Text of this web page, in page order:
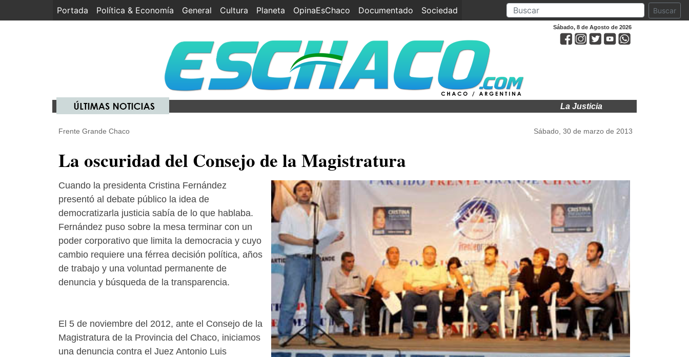
Portada (current)
Política & Economía General Cultura Planeta OpinaEsChaco Documentado Sociedad Buscar
Sábado, 8 de Agosto de 2026
La Justicia ratificó la cautelar y sigue
Frente Grande Chaco Sábado, 30 de marzo de 2013
La oscuridad del Consejo de la Magistratura
Cuando la presidenta Cristina Fernández
presentó al debate público la idea de
democratizarla justicia sabía de lo que hablaba.
Fernández puso sobre la mesa terminar con un
poder corporativo que limita la democracia y cuyo
cambio requiere una férrea decisión política, años
de trabajo y una voluntad permanente de
denuncia y búsqueda de la transparencia.
El 5 de noviembre del 2012, ante el Consejo de la
Magistratura de la Provincia del Chaco, iniciamos
una denuncia contra el Juez Antonio Luis